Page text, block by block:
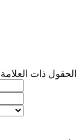
الحقول ذات